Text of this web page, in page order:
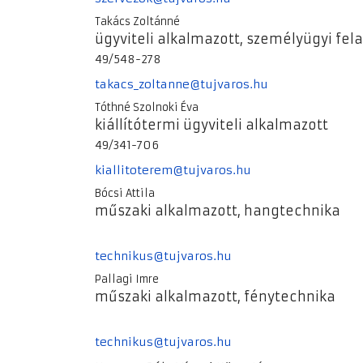
Takács Zoltánné
ügyviteli alkalmazott, személyügyi
49/548-278
takacs_zoltanne@tujvaros.hu
Tóthné Szolnoki Éva
kiállítótermi ​ügyviteli alkalmazott
49/341-706
kiallitoterem@tujvaros.hu
Bócsi Attila
műszaki alkalmazott, hangtechnika
technikus@tujvaros.hu
Pallagi Imre
műszaki alkalmazott, fénytechnika
technikus@tujvaros.hu